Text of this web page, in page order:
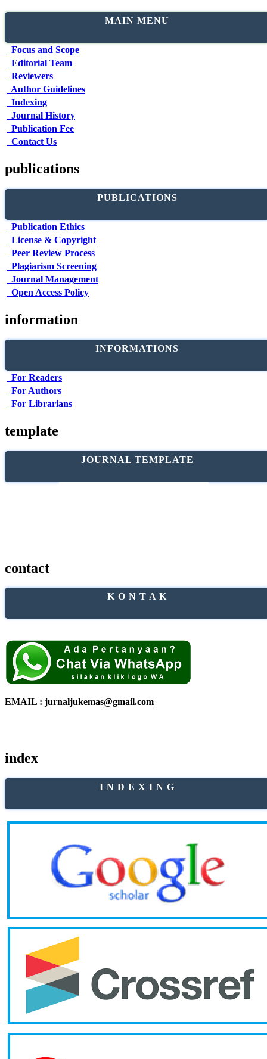
MAIN MENU
Focus and Scope
Editorial Team
Reviewers
Author Guidelines
Indexing
Journal History
Publication Fee
Contact Us
publications
PUBLICATIONS
Publication Ethics
License & Copyright
Peer Review Process
Plagiarism Screening
Journal Management
Open Access Policy
information
INFORMATIONS
For Readers
For Authors
For Librarians
template
JOURNAL TEMPLATE
contact
K O N T A K
EMAIL : jurnaljukemas@gmail.com
index
I N D E X I N G